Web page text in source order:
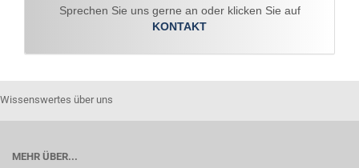
Sprechen Sie uns gerne an oder klicken Sie auf
KONTAKT
Wissenswertes über uns
MEHR ÜBER...